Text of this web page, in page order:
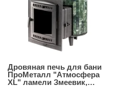
Дровяная печь для бани
ПроМеталл "Атмосфера
ХL" ламели Змеевик,